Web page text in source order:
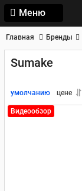
Меню
Главная Бренды
Sumake
умолчанию цене
Видеообзор